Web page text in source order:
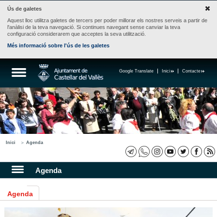
Ús de galetes
Aquest lloc utilitza galetes de tercers per poder millorar els nostres serveis a partir de
l'anàlisi de la teva navegació. Si continues navegant sense canviar la teva
configuració considerarem que acceptes la seva utilització.
Més informació sobre l'ús de les galetes
Contacte
Inici
Google Translate
Inici Agenda
Agenda
Agenda